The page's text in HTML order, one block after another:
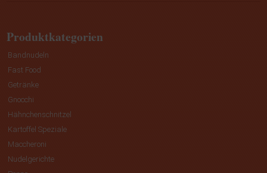
Produktkategorien
Bandnudeln
Fast Food
Getränke
Gnocchi
Hähnchenschnitzel
Kartoffel Speziale
Maccheroni
Nudelgerichte